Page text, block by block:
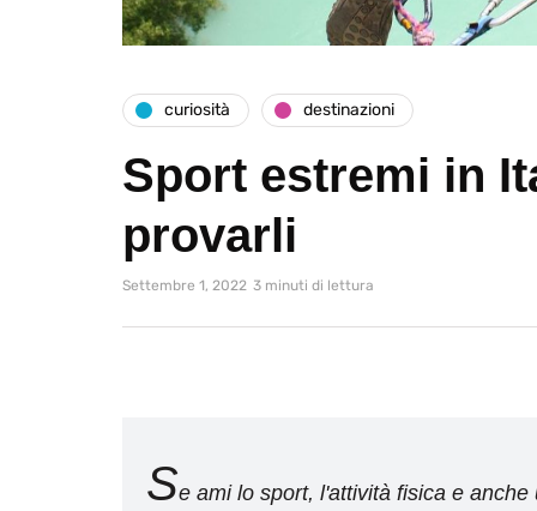
curiosità destinazioni
Sport estremi in
provarli
Settembre 1, 2022 3 minuti di lettura
Se ami lo sport, l'attività fisica e